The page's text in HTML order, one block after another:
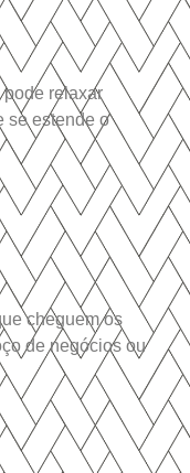
relaxar
se estende o
cheguem os
de negócios ou